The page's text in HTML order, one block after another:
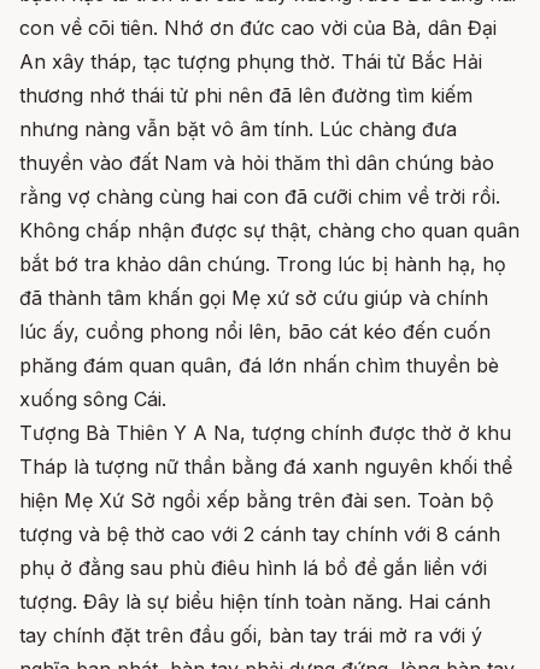
con về cõi tiên. Nhớ ơn đức cao vời của Bà, dân Đại
An xây tháp, tạc tượng phụng thờ. Thái tử Bắc Hải
thương nhớ thái tử phi nên đã lên đường tìm kiếm
nhưng nàng vẫn bặt vô âm tính. Lúc chàng đưa
thuyền vào đất Nam và hỏi thăm thì dân chúng bảo
rằng vợ chàng cùng hai con đã cưỡi chim về trời rồi.
Không chấp nhận được sự thật, chàng cho quan quân
bắt bớ tra khảo dân chúng. Trong lúc bị hành hạ, họ
đã thành tâm khấn gọi Mẹ xứ sở cứu giúp và chính
lúc ấy, cuồng phong nổi lên, bão cát kéo đến cuốn
phăng đám quan quân, đá lớn nhấn chìm thuyền bè
xuống sông Cái.
Tượng Bà Thiên Y A Na, tượng chính được thờ ở khu
Tháp là tượng nữ thần bằng đá xanh nguyên khối thể
hiện Mẹ Xứ Sở ngồi xếp bằng trên đài sen. Toàn bộ
tượng và bệ thờ cao với 2 cánh tay chính với 8 cánh
phụ ở đằng sau phù điêu hình lá bồ đề gắn liền với
tượng. Đây là sự biểu hiện tính toàn năng. Hai cánh
tay chính đặt trên đầu gối, bàn tay trái mở ra với ý